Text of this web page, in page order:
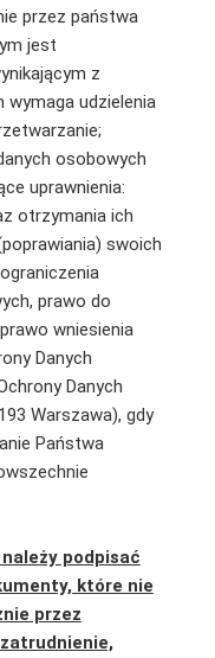
przez państwa
jest
z
wymaga udzielenia
osobowych
uprawnienia:
otrzymania ich
swoich
prawo do
wniesienia
Danych
Danych
Warszawa), gdy
Państwa
podpisać
które nie
przez